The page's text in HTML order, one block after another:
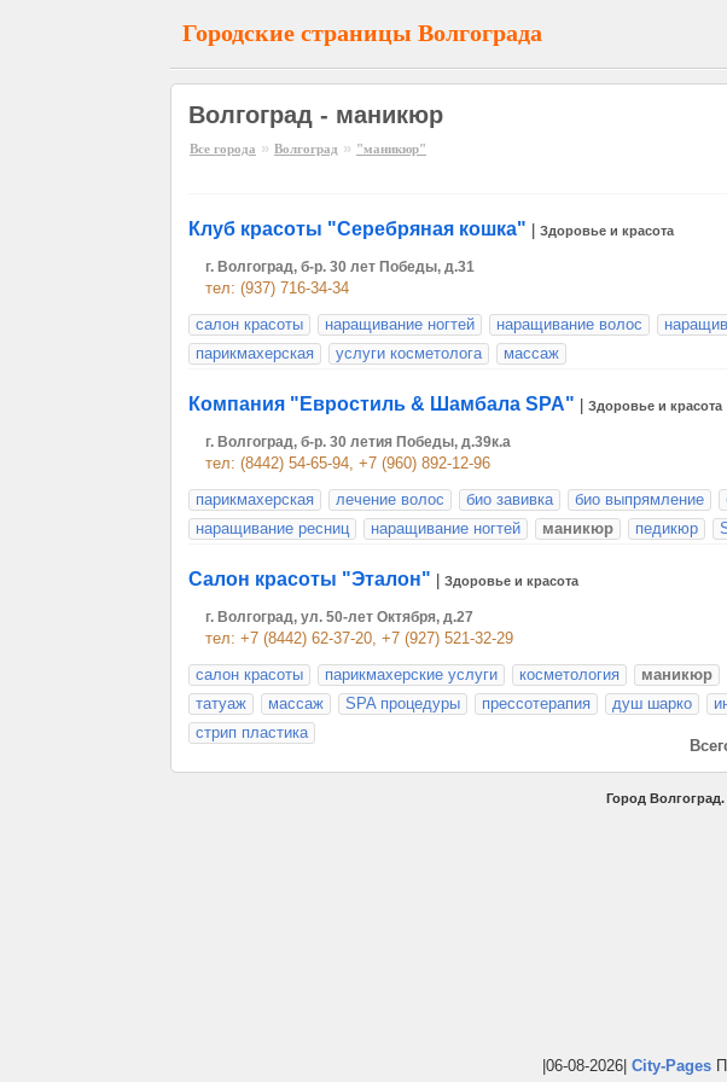
Городские страницы Волгограда
Волгоград - маникюр
Все города » Волгоград » "маникюр"
Клуб красоты "Серебряная кошка" Здоровье и красота
г. Волгоград, б-р. 30 лет Победы, д.31
тел: (937) 716-34-34
салон красоты
наращивание ногтей наращивание волос
парикмахерская
услуги косметолога массаж
Компания "Евростиль & Шамбала SPA" Здоровье и красота
г. Волгоград, б-р. 30 летия Победы, д.39к.а
тел: (8442) 54-65-94, +7 (960) 892-12-96
парикмахерская
лечение волос био завивка био выпрямление
наращивание ресниц
наращивание ногтей маникюр педикюр
Cалон красоты "Эталон" Здоровье и красота
г. Волгоград, ул. 50-лет Октября, д.27
тел: +7 (8442) 62-37-20, +7 (927) 521-32-29
салон красоты
парикмахерские услуги косметология маникюр
татуаж
массаж SPA процедуры прессотерапия душ шарко
стрип пластика
Город Волгоград.
|06-08-2026| City-Pages